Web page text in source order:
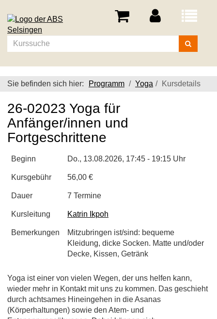
Menü
Kurse
suchen
Sie befinden sich hier: Programm Yoga Kursdetails
26-02023 Yoga für
Anfänger/innen und
Fortgeschrittene
Beginn Do., 13.08.2026, 17:45 - 19:15 Uhr
Kursgebühr 56,00 €
Dauer 7 Termine
Kursleitung Katrin Ikpoh
Bemerkungen
Mitzubringen ist/sind: bequeme
Kleidung, dicke Socken. Matte und/oder
Decke, Kissen, Getränk
Yoga ist einer von vielen Wegen, der uns helfen kann,
wieder mehr in Kontakt mit uns zu kommen. Das geschieht
durch achtsames Hineingehen in die Asanas
(Körperhaltungen) sowie den Atem- und